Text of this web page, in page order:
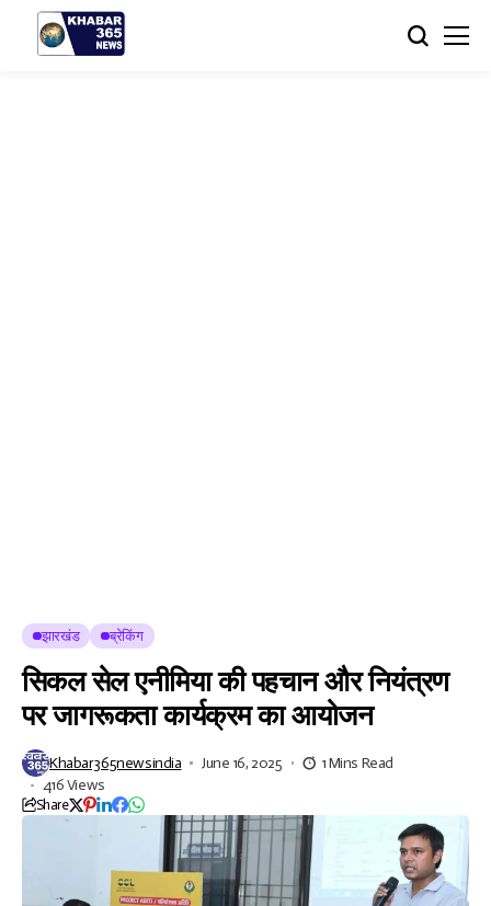
झारखंड ब्रेकिंग
सिकल सेल एनीमिया की पहचान और नियंत्रण
पर जागरूकता कार्यक्रम का आयोजन
Khabar365newsindia June 16, 2025
1 Mins Read
416 Views
Share